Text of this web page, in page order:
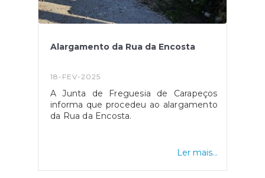
Alargamento da Rua da Encosta
18-FEV-2025
A Junta de Freguesia de Carapeços
informa que procedeu ao alargamento
da Rua da Encosta.
Ler mais...